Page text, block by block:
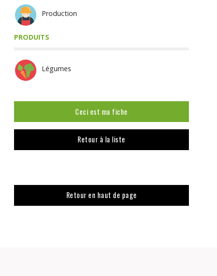
Production
PRODUITS
Légumes
Ceci est ma fiche
Retour à la liste
Retour en haut de page